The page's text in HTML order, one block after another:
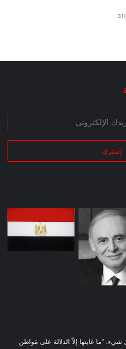
شيء. “ما غايتها إلاّ الدلالة على مَواطن